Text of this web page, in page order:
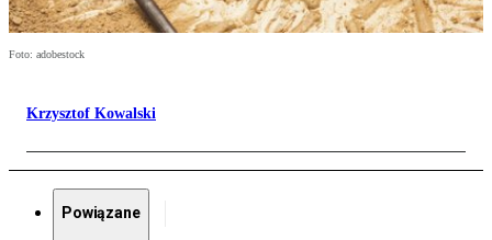
Foto: adobestock
Krzysztof Kowalski
Powiązane